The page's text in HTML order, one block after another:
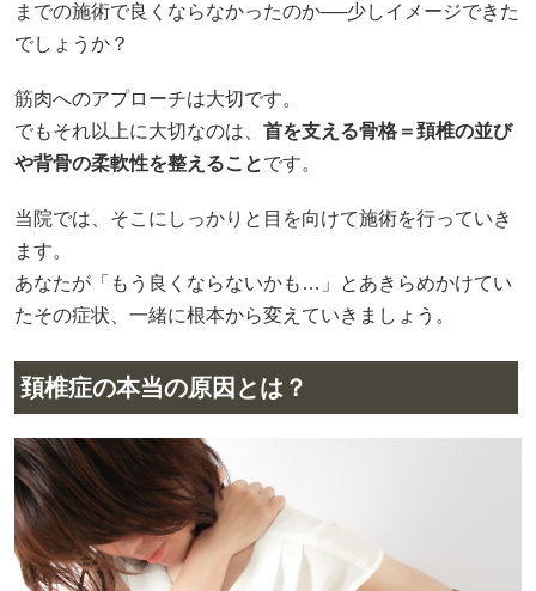
までの施術で良くならなかったのか──少しイメージできた
でしょうか？
筋肉へのアプローチは大切です。
でもそれ以上に大切なのは、 首を支える骨格＝頚椎の並び
や背骨の柔軟性を整えることです。
当院では、そこにしっかりと目を向けて施術を行っていき
ます。
あなたが「もう良くならないかも…」とあきらめかけてい
たその症状、一緒に根本から変えていきましょう。
頚椎症の本当の原因とは？